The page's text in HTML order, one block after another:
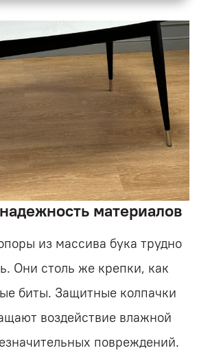
материалов
из массива бука трудно
Они столь же крепки, как
биты. Защитные колпачки
воздействие влажной
ых повреждений.